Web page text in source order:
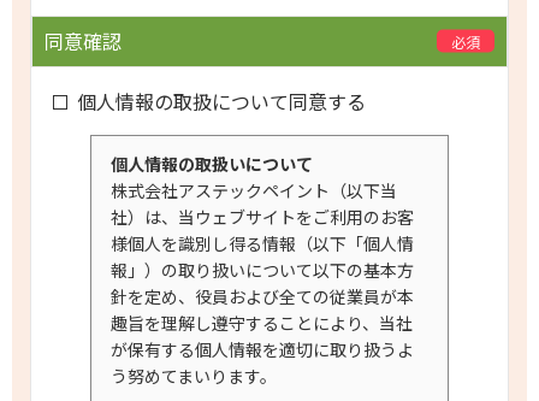
同意確認 必須
個人情報の取扱について同意する
個人情報の取扱いについて
株式会社アステックペイント（以下当
社）は、当ウェブサイトをご利用のお客
様個人を識別し得る情報（以下「個人情
報」）の取り扱いについて以下の基本方
針を定め、役員および全ての従業員が本
趣旨を理解し遵守することにより、当社
が保有する個人情報を適切に取り扱うよ
う努めてまいります。